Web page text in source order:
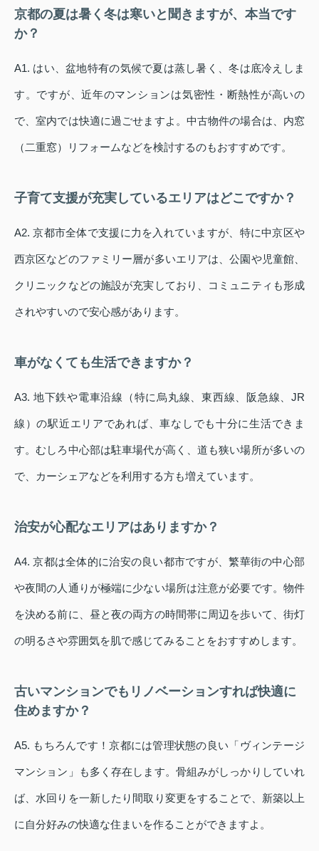
京都の夏は暑く冬は寒いと聞きますが、本当です
か？
A1. はい、盆地特有の気候で夏は蒸し暑く、冬は底冷えしま
す。ですが、近年のマンションは気密性・断熱性が高いの
で、室内では快適に過ごせますよ。中古物件の場合は、内窓
（二重窓）リフォームなどを検討するのもおすすめです。
子育て支援が充実しているエリアはどこですか？
A2. 京都市全体で支援に力を入れていますが、特に中京区や
西京区などのファミリー層が多いエリアは、公園や児童館、
クリニックなどの施設が充実しており、コミュニティも形成
されやすいので安心感があります。
車がなくても生活できますか？
A3. 地下鉄や電車沿線（特に烏丸線、東西線、阪急線、JR
線）の駅近エリアであれば、車なしでも十分に生活できま
す。むしろ中心部は駐車場代が高く、道も狭い場所が多いの
で、カーシェアなどを利用する方も増えています。
治安が心配なエリアはありますか？
A4. 京都は全体的に治安の良い都市ですが、繁華街の中心部
や夜間の人通りが極端に少ない場所は注意が必要です。物件
を決める前に、昼と夜の両方の時間帯に周辺を歩いて、街灯
の明るさや雰囲気を肌で感じてみることをおすすめします。
古いマンションでもリノベーションすれば快適に
住めますか？
A5. もちろんです！京都には管理状態の良い「ヴィンテージ
マンション」も多く存在します。骨組みがしっかりしていれ
ば、水回りを一新したり間取り変更をすることで、新築以上
に自分好みの快適な住まいを作ることができますよ。